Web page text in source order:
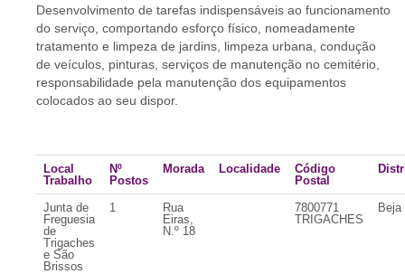
Desenvolvimento de tarefas indispensáveis ao funcionamento
do serviço, comportando esforço físico, nomeadamente
tratamento e limpeza de jardins, limpeza urbana, condução
de veículos, pinturas, serviços de manutenção no cemitério,
responsabilidade pela manutenção dos equipamentos
colocados ao seu dispor.
Local
Trabalho
Nº
Postos
Morada Localidade
Código
Postal
Junta de
Freguesia
de
Trigaches
e São
Brissos
1
Rua
Eiras,
N.º 18
7800771
TRIGACHES
Beja